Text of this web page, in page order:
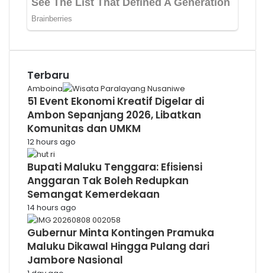
Terbaru
Amboina
51 Event Ekonomi Kreatif Digelar di
Ambon Sepanjang 2026, Libatkan
Komunitas dan UMKM
12 hours ago
Bupati Maluku Tenggara: Efisiensi
Anggaran Tak Boleh Redupkan
Semangat Kemerdekaan
14 hours ago
Gubernur Minta Kontingen Pramuka
Maluku Dikawal Hingga Pulang dari
Jambore Nasional